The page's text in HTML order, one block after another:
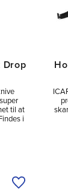
Drop
til at
i
Tilføj til